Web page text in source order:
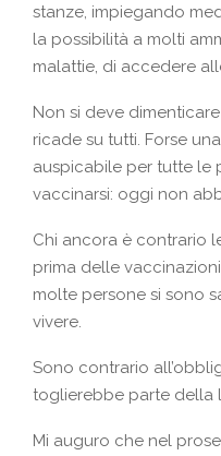
stanze, impiegando
la possibilità a molti
malattie, di accedere
Non si deve
ricade su tutti. Forse
auspicabile per tutte le
vaccinarsi: oggi non
Chi ancora è contrario
prima delle
molte persone si sono
vivere.
Sono contrario
toglierebbe parte della
Mi auguro che nel